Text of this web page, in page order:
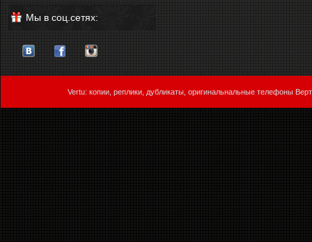
Мы в соц.сетях:
Vertu: копии, реплики, дубликаты, оригинальнальные телефоны